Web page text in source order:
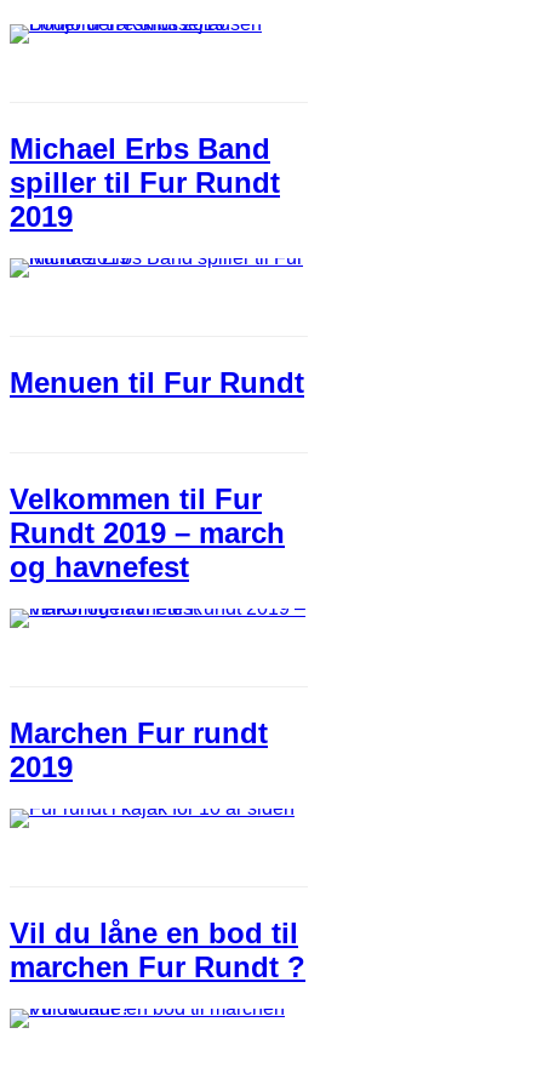
Michael Erbs Band
spiller til Fur Rundt
2019
Menuen til Fur Rundt
Velkommen til Fur
Rundt 2019 – march
og havnefest
Marchen Fur rundt
2019
Vil du låne en bod til
marchen Fur Rundt ?